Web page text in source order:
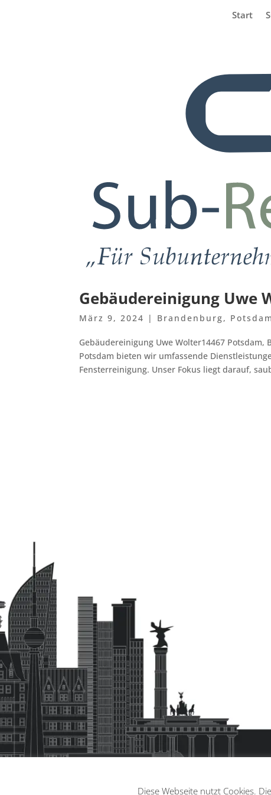
Start
Gebäudereinigung Uwe
März 9, 2024 | Brandenburg, Potsdam
Gebäudereinigung Uwe Wolter14467
Potsdam bieten wir umfassende
Fensterreinigung. Unser Fokus liegt darauf,
Diese Webseite nutzt Cookies.